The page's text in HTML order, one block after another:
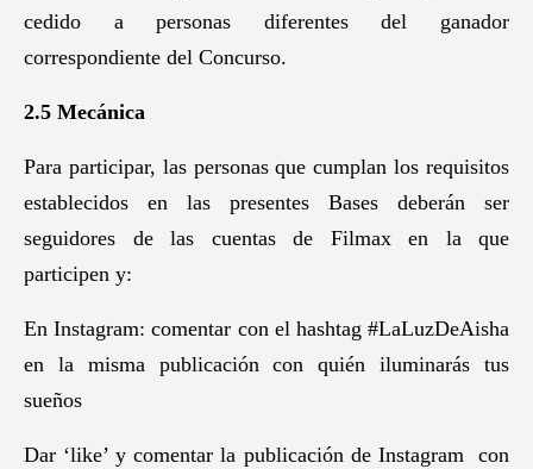
cedido a personas diferentes del ganador
correspondiente del Concurso.
2.5 Mecánica
Para participar, las personas que cumplan los requisitos
establecidos en las presentes Bases deberán ser
seguidores de las cuentas de Filmax en la que
participen y:
En Instagram: comentar con el hashtag #LaLuzDeAisha
en la misma publicación con quién iluminarás tus
sueños
Dar ‘like’ y comentar la publicación de Instagram con